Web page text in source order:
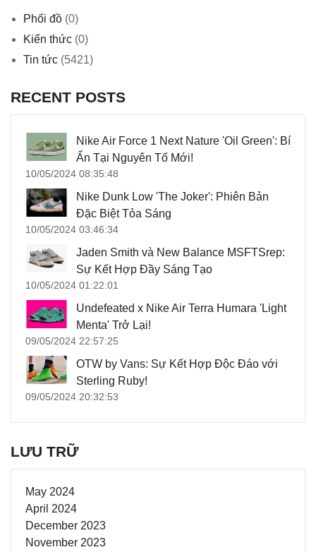
Phối đồ (0)
Kiến thức (0)
Tin tức (5421)
RECENT POSTS
Nike Air Force 1 Next Nature 'Oil Green': Bí
Ẩn Tại Nguyên Tố Mới!
10/05/2024 08:35:48
Nike Dunk Low 'The Joker': Phiên Bản
Đặc Biệt Tỏa Sáng
10/05/2024 03:46:34
Jaden Smith và New Balance MSFTSrep:
Sự Kết Hợp Đầy Sáng Tạo
10/05/2024 01:22:01
Undefeated x Nike Air Terra Humara 'Light
Menta' Trở Lại!
09/05/2024 22:57:25
OTW by Vans: Sự Kết Hợp Độc Đáo với
Sterling Ruby!
09/05/2024 20:32:53
LƯU TRỮ
May 2024
April 2024
December 2023
November 2023